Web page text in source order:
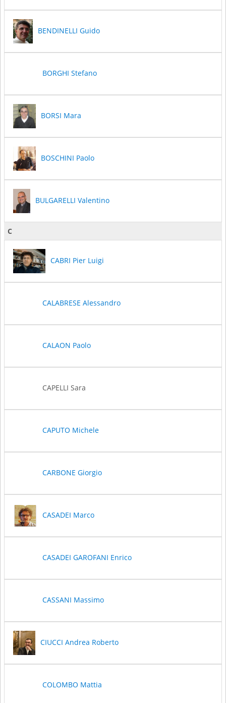
BENDINELLI Guido
BORGHI Stefano
BORSI Mara
BOSCHINI Paolo
BULGARELLI Valentino
C
CABRI Pier Luigi
CALABRESE Alessandro
CALAON Paolo
CAPELLI Sara
CAPUTO Michele
CARBONE Giorgio
CASADEI Marco
CASADEI GAROFANI Enrico
CASSANI Massimo
CIUCCI Andrea Roberto
COLOMBO Mattia